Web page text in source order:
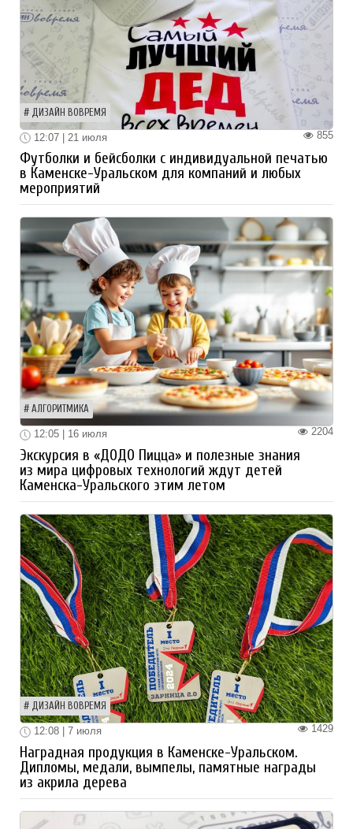
ДИЗАЙН ВОВРЕМЯ
855
12:07 | 21 июля
Футболки и бейсболки с индивидуальной печатью
в Каменске-Уральском для компаний и любых
мероприятий
АЛГОРИТМИКА
2204
12:05 | 16 июля
Экскурсия в «ДОДО Пицца» и полезные знания
из мира цифровых технологий ждут детей
Каменска-Уральского этим летом
ДИЗАЙН ВОВРЕМЯ
1429
12:08 | 7 июля
Наградная продукция в Каменске-Уральском.
Дипломы, медали, вымпелы, памятные награды
из акрила дерева